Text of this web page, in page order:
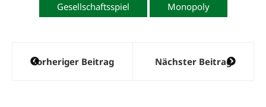
Gesellschaftsspiel Monopoly
Beitragsnavigation
Vorheriger Beitrag Nächster Beitrag